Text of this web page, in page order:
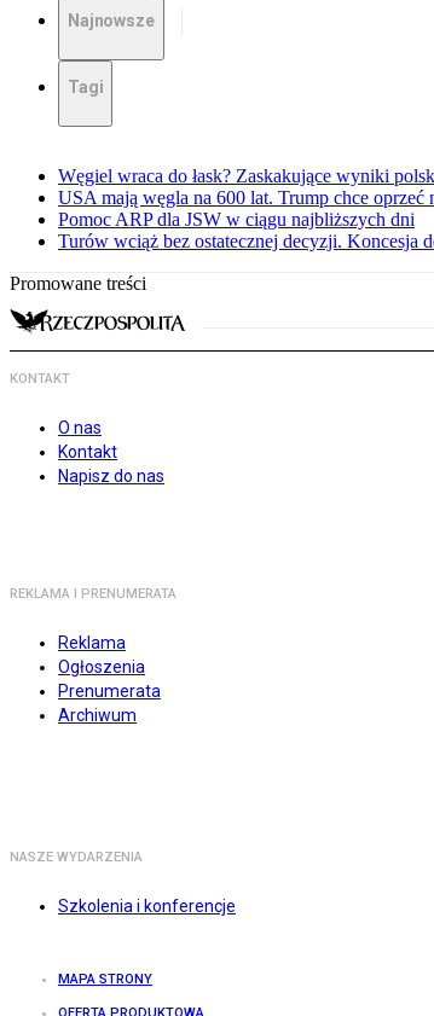
Najnowsze
Tagi
Węgiel wraca do łask? Zaskakujące wyniki
USA mają węgla na 600 lat. Trump chce oprzeć
Pomoc ARP dla JSW w ciągu najbliższych dni
Turów wciąż bez ostatecznej decyzji. Koncesja
Promowane treści
KONTAKT
O nas
Kontakt
Napisz do nas
REKLAMA I PRENUMERATA
Reklama
Ogłoszenia
Prenumerata
Archiwum
NASZE WYDARZENIA
Szkolenia i konferencje
MAPA STRONY